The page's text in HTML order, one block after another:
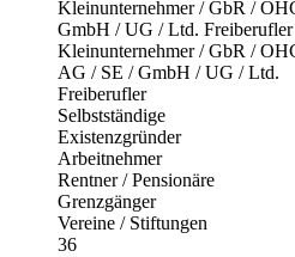
Kleinunternehmer / GbR /
GmbH / UG / Ltd. Freiberufler
Kleinunternehmer / GbR /
AG / SE / GmbH / UG / Ltd.
Freiberufler
Selbstständige
Existenzgründer
Arbeitnehmer
Rentner / Pensionäre
Grenzgänger
Vereine / Stiftungen
36